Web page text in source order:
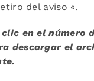
del aviso «.
en el número
descargar el